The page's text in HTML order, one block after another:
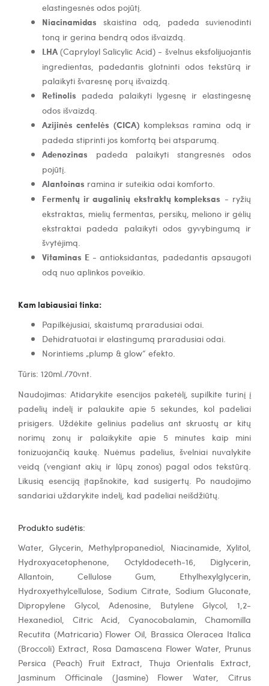
elastingesnės odos pojūtį.
Niacinamidas skaistina odą, padeda suvienodinti
toną ir gerina bendrą odos išvaizdą.
LHA (Capryloyl Salicylic Acid) - švelnus eksfolijuojantis
ingredientas, padedantis glotninti odos tekstūrą ir
palaikyti švaresnę porų išvaizdą.
Retinolis padeda palaikyti lygesnę ir elastingesnę
odos išvaizdą.
Azijinės centelės (CICA)kompleksas ramina odą ir
padeda stiprinti jos komfortą bei atsparumą.
Adenozinas padeda palaikyti stangresnės odos
pojūtį.
Alantoinas ramina ir suteikia odai komforto.
Fermentų ir augalinių ekstraktų kompleksas - ryžių
ekstraktas, mielių fermentas, persikų, meliono ir gėlių
ekstraktai padeda palaikyti odos gyvybingumą ir
švytėjimą.
Vitaminas E - antioksidantas, padedantis apsaugoti
odą nuo aplinkos poveikio.
Kam labiausiai tinka:
Papilkėjusiai, skaistumą praradusiai odai.
Dehidratuotai ir elastingumą praradusiai odai.
Norintiems „plump & glow“ efekto.
Tūris: 120ml./70vnt.
Naudojimas: Atidarykite esencijos paketėlį, supilkite turinį į
padelių indelį ir palaukite apie 5 sekundes, kol padeliai
prisigers. Uždėkite gelinius padelius ant skruostų ar kitų
norimų zonų ir palaikykite apie 5 minutes kaip mini
tonizuojančią kaukę. Nuėmus padelius, švelniai nuvalykite
veidą (vengiant akių ir lūpų zonos) pagal odos tekstūrą.
Likusią esenciją įtapšnokite, kad susigertų. Po naudojimo
sandariai uždarykite indelį, kad padeliai neišdžiūtų.
Produkto sudėtis:
Water, Glycerin, Methylpropanediol, Niacinamide, Xylitol,
Hydroxyacetophenone, Octyldodeceth-16, Diglycerin,
Allantoin, Cellulose Gum, Ethylhexylglycerin,
Hydroxyethylcellulose, Sodium Citrate, Sodium Gluconate,
Dipropylene Glycol, Adenosine, Butylene Glycol, 1,2-
Hexanediol, Citric Acid, Cyanocobalamin, Chamomilla
Recutita (Matricaria) Flower Oil, Brassica Oleracea Italica
(Broccoli) Extract, Rosa Damascena Flower Water, Prunus
Persica (Peach) Fruit Extract, Thuja Orientalis Extract,
Jasminum Officinale (Jasmine) Flower Water, Citrus